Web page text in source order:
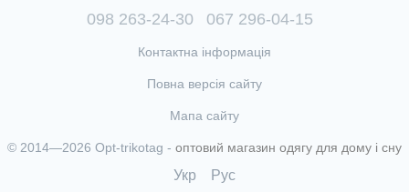
098 263-24-30 067 296-04-15
Контактна інформація
Повна версія сайту
Мапа сайту
© 2014—2026 Opt-trikotag - оптовий магазин одягу для дому і сну
Укр Рус